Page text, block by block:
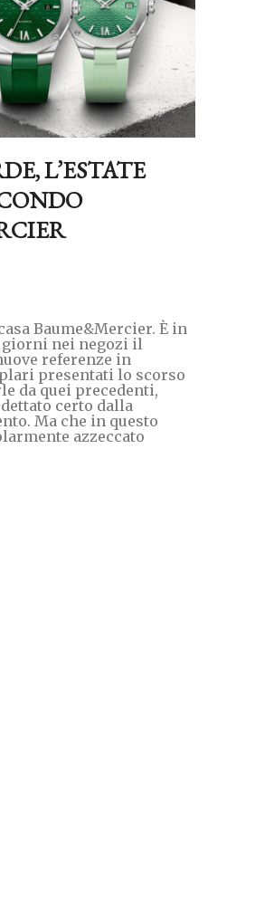
L’ESTATE
Baume&Mercier. È in
nei negozi il
referenze in
presentati lo scorso
da quei precedenti,
certo dalla
Ma che in questo
azzeccato